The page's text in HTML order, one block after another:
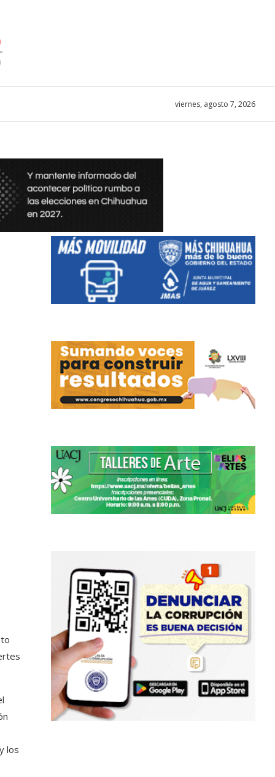
viernes, agosto 7, 2026
los